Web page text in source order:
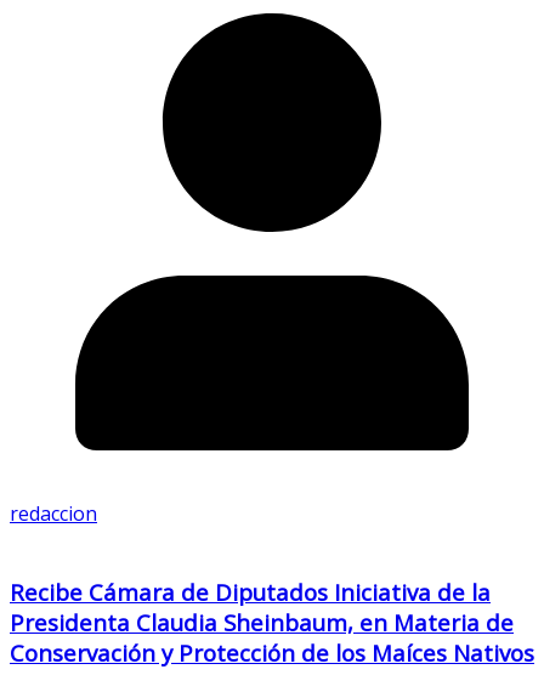
redaccion
Recibe Cámara de Diputados Iniciativa de la
Presidenta Claudia Sheinbaum, en Materia de
Conservación y Protección de los Maíces Nativos